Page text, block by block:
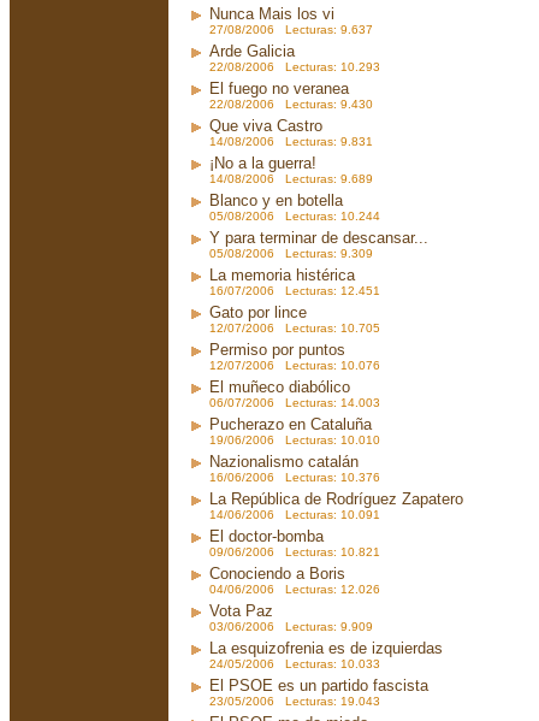
Nunca Mais los vi
27/08/2006 Lecturas: 9.637
Arde Galicia
22/08/2006 Lecturas: 10.293
El fuego no veranea
22/08/2006 Lecturas: 9.430
Que viva Castro
14/08/2006 Lecturas: 9.831
¡No a la guerra!
14/08/2006 Lecturas: 9.689
Blanco y en botella
05/08/2006 Lecturas: 10.244
Y para terminar de descansar...
05/08/2006 Lecturas: 9.309
La memoria histérica
16/07/2006 Lecturas: 12.451
Gato por lince
12/07/2006 Lecturas: 10.705
Permiso por puntos
12/07/2006 Lecturas: 10.076
El muñeco diabólico
06/07/2006 Lecturas: 14.003
Pucherazo en Cataluña
19/06/2006 Lecturas: 10.010
Nazionalismo catalán
16/06/2006 Lecturas: 10.376
La República de Rodríguez Zapatero
14/06/2006 Lecturas: 10.091
El doctor-bomba
09/06/2006 Lecturas: 10.821
Conociendo a Boris
04/06/2006 Lecturas: 12.026
Vota Paz
03/06/2006 Lecturas: 9.909
La esquizofrenia es de izquierdas
24/05/2006 Lecturas: 10.033
El PSOE es un partido fascista
23/05/2006 Lecturas: 19.043